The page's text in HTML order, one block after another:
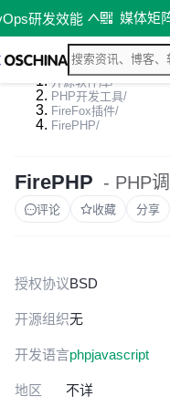
研发效能 媒体矩
开源软件库/
PHP开发工具/
FireFox插件/
FirePHP/
FirePHP - PHP
评论 收藏 分享
授权协议BSD
开源组织无
开发语言phpjavascript
地区 不详